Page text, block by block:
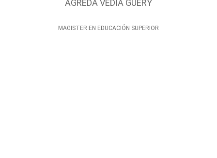
AGREDA VEDIA GUERY
MAGISTER EN EDUCACIÓN SUPERIOR